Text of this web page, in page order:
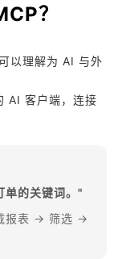
？
以理解为 AI 与外
AI 客户端，连接
单的关键词。"
报表 → 筛选 →